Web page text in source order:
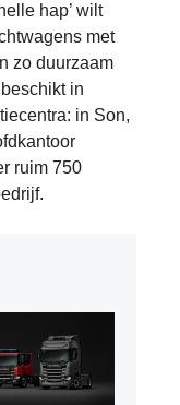
hap’ wilt
met
zo duurzaam
in
in Son,
ruim 750